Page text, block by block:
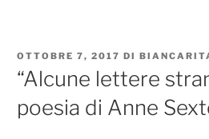
PUBBLICATO
IL
OTTOBRE 7, 2017 DI
“Alcune lettere
poesia di Anne